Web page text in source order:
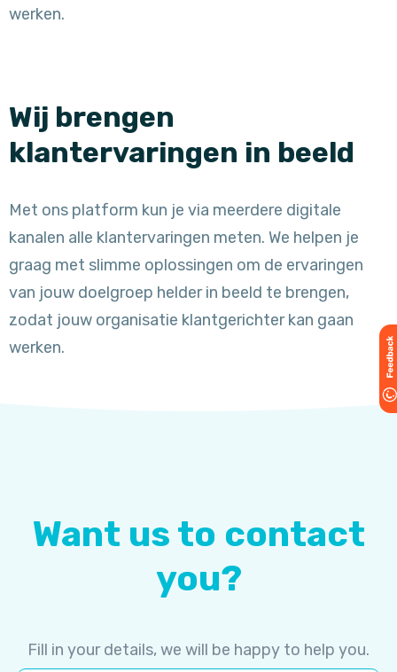
werken.
Wij brengen
klantervaringen in beeld
Met ons platform kun je via meerdere digitale
kanalen alle klantervaringen meten. We helpen je
graag met slimme oplossingen om de ervaringen
van jouw doelgroep helder in beeld te brengen,
zodat jouw organisatie klantgerichter kan gaan
werken.
Want us to contact
you?
Fill in your details, we will be happy to help you.